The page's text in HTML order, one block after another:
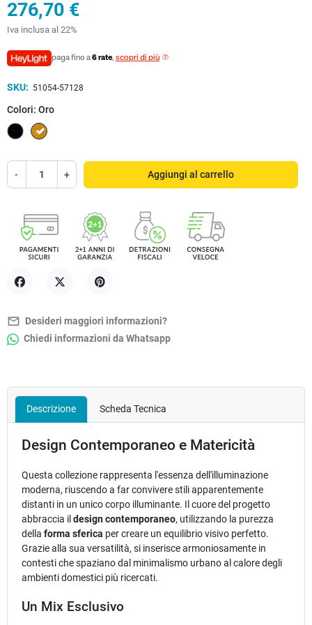
276,70 €
Iva inclusa al 22%
paga fino a6 rate, scopri di più
SKU: 51054-57128
Colori: Oro
Nero Oro
- + Aggiungi al carrello
mail_outline Desideri maggiori informazioni?
Chiedi informazioni da Whatsapp
Descrizione Scheda Tecnica
Design Contemporaneo e Matericità
Questa collezione rappresenta l'essenza dell'illuminazione
moderna, riuscendo a far convivere stili apparentemente
distanti in un unico corpo illuminante. Il cuore del progetto
abbraccia il design contemporaneo, utilizzando la purezza
della forma sferica per creare un equilibrio visivo perfetto.
Grazie alla sua versatilità, si inserisce armoniosamente in
contesti che spaziano dal minimalismo urbano al calore degli
ambienti domestici più ricercati.
Un Mix Esclusivo